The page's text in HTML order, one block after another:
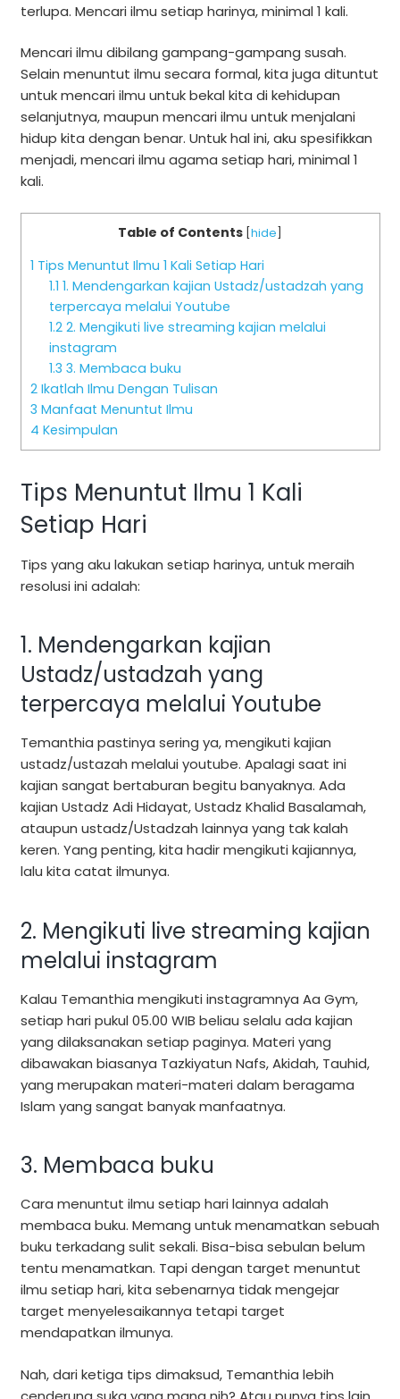
terlupa. Mencari ilmu setiap harinya, minimal 1 kali.
Mencari ilmu dibilang gampang-gampang susah.
Selain menuntut ilmu secara formal, kita juga dituntut
untuk mencari ilmu untuk bekal kita di kehidupan
selanjutnya, maupun mencari ilmu untuk menjalani
hidup kita dengan benar. Untuk hal ini, aku spesifikkan
menjadi, mencari ilmu agama setiap hari, minimal 1
kali.
Table of Contents hide
1 Tips Menuntut Ilmu 1 Kali Setiap Hari
1.1 1. Mendengarkan kajian Ustadz/ustadzah yang
terpercaya melalui Youtube
1.22. Mengikuti live streaming kajian melalui
instagram
1.3 3. Membaca buku
2Ikatlah Ilmu Dengan Tulisan
3 Manfaat Menuntut Ilmu
4 Kesimpulan
Tips Menuntut Ilmu 1 Kali
Setiap Hari
Tips yang aku lakukan setiap harinya, untuk meraih
resolusi ini adalah:
1. Mendengarkan kajian
Ustadz/ustadzah yang
terpercaya melalui Youtube
Temanthia pastinya sering ya, mengikuti kajian
ustadz/ustazah melalui youtube. Apalagi saat ini
kajian sangat bertaburan begitu banyaknya. Ada
kajian Ustadz Adi Hidayat, Ustadz Khalid Basalamah,
ataupun ustadz/Ustadzah lainnya yang tak kalah
keren. Yang penting, kita hadir mengikuti kajiannya,
lalu kita catat ilmunya.
2. Mengikuti live streaming kajian
melalui instagram
Kalau Temanthia mengikuti instagramnya Aa Gym,
setiap hari pukul 05.00 WIB beliau selalu ada kajian
yang dilaksanakan setiap paginya. Materi yang
dibawakan biasanya Tazkiyatun Nafs, Akidah, Tauhid,
yang merupakan materi-materi dalam beragama
Islam yang sangat banyak manfaatnya.
3. Membaca buku
Cara menuntut ilmu setiap hari lainnya adalah
membaca buku. Memang untuk menamatkan sebuah
buku terkadang sulit sekali. Bisa-bisa sebulan belum
tentu menamatkan. Tapi dengan target menuntut
ilmu setiap hari, kita sebenarnya tidak mengejar
target menyelesaikannya tetapi target
mendapatkan ilmunya.
Nah, dari ketiga tips dimaksud, Temanthia lebih